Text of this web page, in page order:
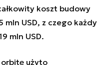
ałkowity koszt budowy
mln USD, z czego każdy
mln USD.
orbitę użyto